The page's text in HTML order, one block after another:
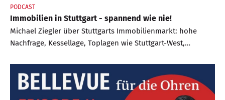
PODCAST
Immobilien in Stuttgart - spannend wie nie!
Michael Ziegler über Stuttgarts Immobilienmarkt: hohe
Nachfrage, Kessellage, Toplagen wie Stuttgart-West,